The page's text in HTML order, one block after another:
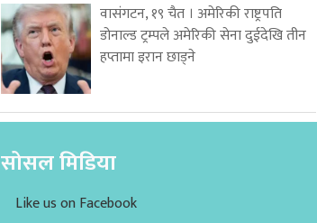
वासंगटन, १९ चैत । अमेरिकी राष्ट्रपति
डोनाल्ड ट्रम्पले अमेरिकी सेना दुईदेखि तीन
हप्तामा इरान छाड्ने
सोसल मिडिया
Like us on Facebook